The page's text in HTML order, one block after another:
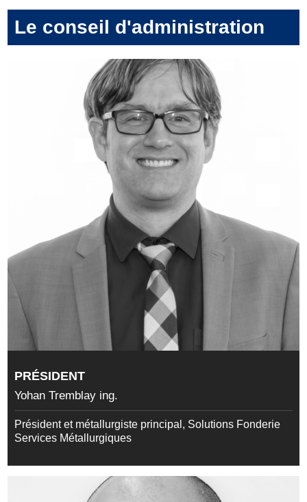
Le conseil d'administration
PRÉSIDENT
Yohan Tremblay ing.
Président et métallurgiste principal, Solutions Fonderie
Services Métallurgiques